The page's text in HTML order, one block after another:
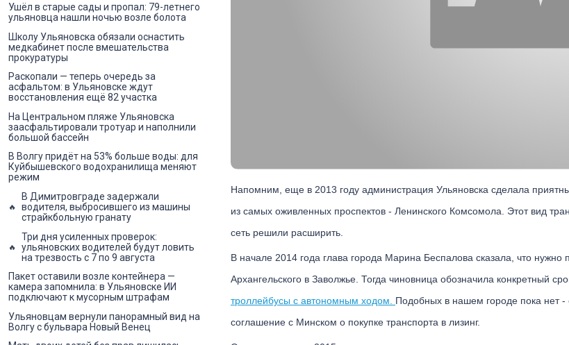
Напомним, еще в 2013 году администрация Ульяновска сделала
из самых оживленных проспектов - Ленинского Комсомола. Этот вид
сеть решили расширить.
В начале 2014 года глава города Марина Беспалова сказала, что
Архангельского в Заволжье. Тогда чиновница обозначила конкретный
троллейбусы с автономным ходом. Подобных в нашем городе пока нет -
соглашение с Минском о покупке транспорта в лизинг.
Ушёл в старые сады и пропал: 79-летнего
ульяновца нашли ночью возле болота
Школу Ульяновска обязали оснастить
медкабинет после вмешательства
прокуратуры
Раскопали — теперь очередь за
асфальтом: в Ульяновске ждут
восстановления ещё 82 участка
На Центральном пляже Ульяновска
заасфальтировали тротуар и наполнили
большой бассейн
В Волгу придёт на 53% больше воды: для
Куйбышевского водохранилища меняют
режим
В Димитровграде задержали
водителя, выбросившего из машины
страйкбольную гранату
Три дня усиленных проверок:
ульяновских водителей будут ловить
на трезвость с 7 по 9 августа
Пакет оставили возле контейнера —
камера запомнила: в Ульяновске ИИ
подключают к мусорным штрафам
Ульяновцам вернули панорамный вид на
Волгу с бульвара Новый Венец